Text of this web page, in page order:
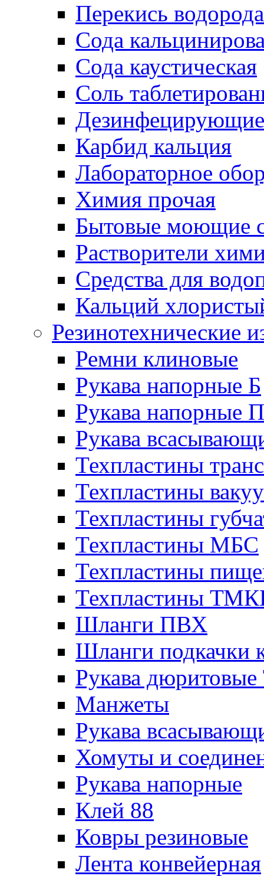
Перекись водорода
Сода
Сода каустическая
Соль
Дезинфецирующие
Карбид кальция
Лабораторное
Химия прочая
Бытовые моющие
Растворители
Средства для
Кальций
Резинотехнические
Ремни клиновые
Рукава напорные Б
Рукава напорные П
Рукава
Техпластины
Техпластины
Техпластины
Техпластины МБС
Техпластины
Техпластины
Шланги ПВХ
Шланги подкачки
Рукава
Манжеты
Рукава
Хомуты и
Рукава напорные
Клей 88
Ковры резиновые
Лента конвейерная